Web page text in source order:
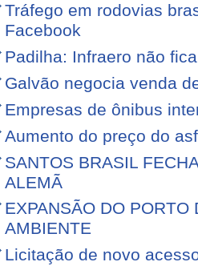
Tráfego em rodovias
Facebook
Padilha: Infraero não
Galvão negocia venda
Empresas de ônibus
Aumento do preço do
SANTOS BRASIL
ALEMÃ
EXPANSÃO DO PORTO
AMBIENTE
Licitação de novo